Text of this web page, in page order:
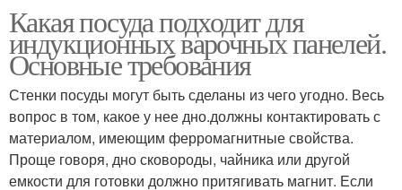
Какая посуда подходит для
индукционных варочных панелей.
Основные требования
Стенки посуды могут быть сделаны из чего угодно. Весь
вопрос в том, какое у нее дно.должны контактировать с
материалом, имеющим ферромагнитные свойства.
Проще говоря, дно сковороды, чайника или другой
емкости для готовки должно притягивать магнит. Если